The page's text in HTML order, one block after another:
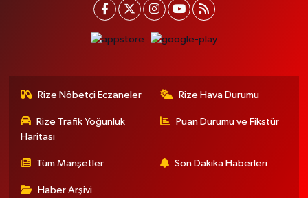
Rize Nöbetçi Eczaneler Rize Hava Durumu
Rize Trafik Yoğunluk
Haritası
Puan Durumu ve Fikstür
Tüm Manşetler Son Dakika Haberleri
Haber Arşivi